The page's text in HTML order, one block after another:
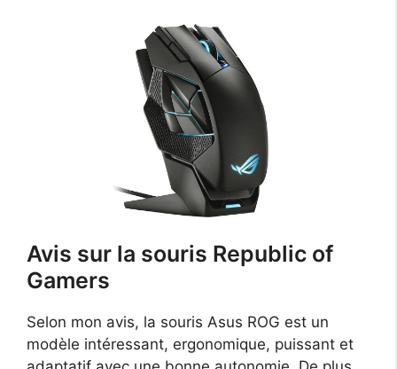
Avis sur la souris Republic of
Gamers
Selon mon avis, la souris Asus ROG est un
modèle intéressant, ergonomique, puissant et